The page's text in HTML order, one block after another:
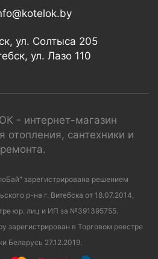
ул. Солтыса 205
ул. Лазо 110
- интернет-магазин
отопления, сантехники и
ремонта.
зарегистрирована решением
р-на г. Витебска от 18.07.2014,
юр. лиц и ИП за №391395755.
зарегистрирован в Торговом реестре
Беларусь 27.12.2019.